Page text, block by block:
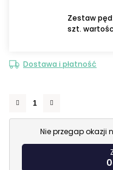
Zestaw
szt.
Dostawa i płatność
Nie przegap okazji